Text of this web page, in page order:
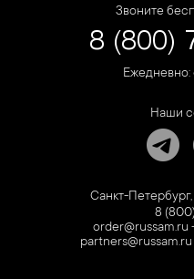
Звоните
8 (800)
Ежедневно:
Наши
Санкт-
8
order@russam.ru